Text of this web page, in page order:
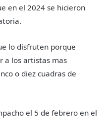
en el 2024 se hicieron
lo disfruten porque
a los artistas mas
o diez cuadras de
el 5 de febrero en el